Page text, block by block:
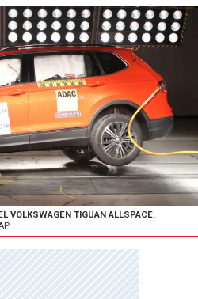
VOLKSWAGEN TIGUAN ALLSPACE.